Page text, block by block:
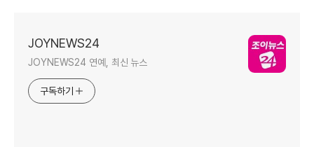
JOYNEWS24
JOYNEWS24 연예, 최신 뉴스
구독하기